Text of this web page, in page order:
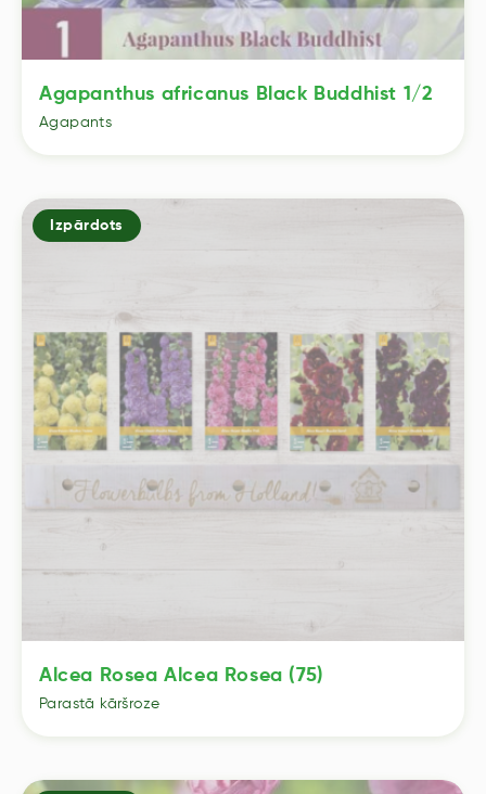
Agapanthus africanus Black Buddhist 1/2
Agapants
Alcea Rosea Alcea Rosea (75)
Parastā kāršroze